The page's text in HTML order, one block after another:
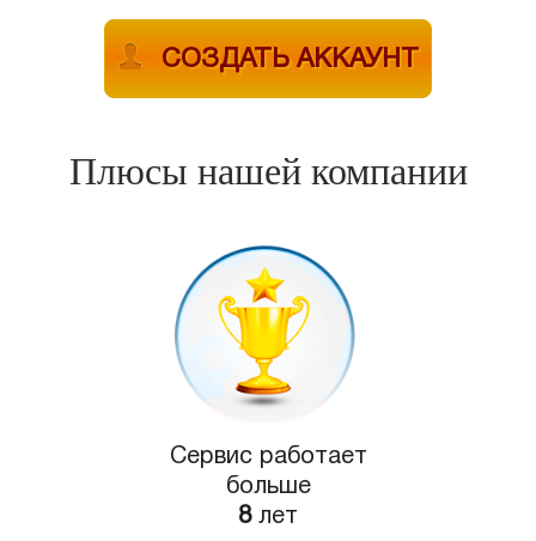
СОЗДАТЬ АККАУНТ
Плюсы нашей компании
Сервис работает
больше
8лет